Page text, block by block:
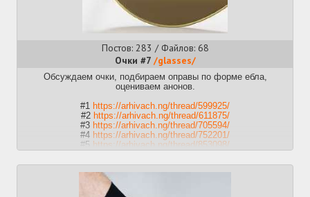
Постов: 283 / Файлов: 68
Очки #7 /glasses/
Обсуждаем очки, подбираем оправы по форме ебла,
оцениваем анонов.
#1
https://arhivach.ng/thread/599925/
#2 https://arhivach.ng/thread/611875/
#3 https://arhivach.ng/thread/705594/
#4 https://arhivach.ng/thread/752201/
#5 https://arhivach.ng/thread/853098/